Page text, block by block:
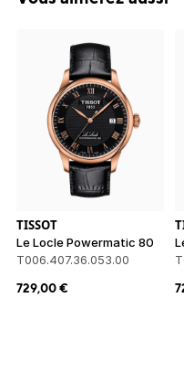
TISSOT
Le Locle Powermatic 80
T006.407.36.053.00
729,00€